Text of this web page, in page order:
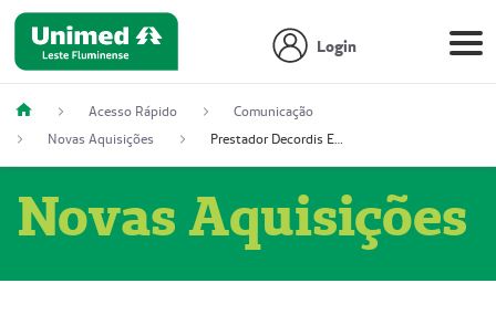
Login
Acesso Rápido
Comunicação
Novas Aquisições
Prestador Decordis Exames Cardiológicos LTDA (51004347-4)
Novas Aquisições